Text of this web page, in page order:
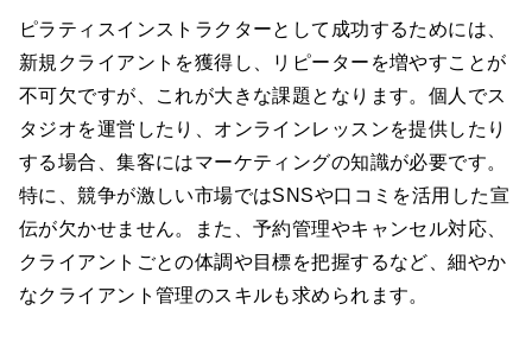
ピラティスインストラクターとして成功するためには、
新規クライアントを獲得し、リピーターを増やすことが
不可欠ですが、これが大きな課題となります。個人でス
タジオを運営したり、オンラインレッスンを提供したり
する場合、集客にはマーケティングの知識が必要です。
特に、競争が激しい市場ではSNSや口コミを活用した宣
伝が欠かせません。また、予約管理やキャンセル対応、
クライアントごとの体調や目標を把握するなど、細やか
なクライアント管理のスキルも求められます。